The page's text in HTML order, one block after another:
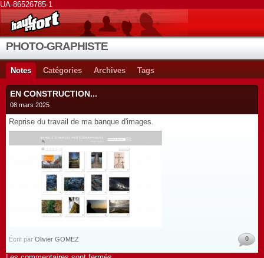
UA-86526785-1
PHOTO-GRAPHISTE
Notes Catégories Archives Tags
EN CONSTRUCTION...
08 mars 2025
Reprise du travail de ma banque d'images.
Écrit par Olivier GOMEZ 0